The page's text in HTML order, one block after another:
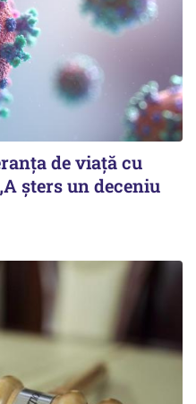
de viaţă cu
şters un deceniu